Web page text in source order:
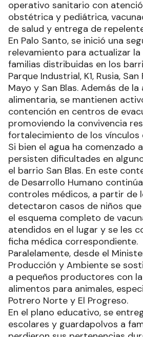
operativo sanitario con
obstétrica y pediátrica,
de salud y entrega de
En Palo Santo, se inició una
relevamiento para actualizar
familias distribuidas en los
Parque Industrial, K1, Rusia,
Mayo y San Blas. Además de
alimentaria, se mantienen
contención en centros de
promoviendo la convivencia
fortalecimiento de los vínculos
Si bien el agua ha comenzado
persisten dificultades en
el barrio San Blas. En este
de Desarrollo Humano
controles médicos, a partir de
detectaron casos de niños
el esquema completo de
atendidos en el lugar y se les
ficha médica correspondiente.
Paralelamente, desde el
Producción y Ambiente se
a pequeños productores con
alimentos para animales,
Potrero Norte y El Progreso.
En el plano educativo, se
escolares y guardapolvos a